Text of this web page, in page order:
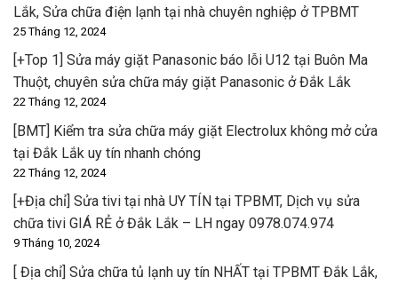
Lắk, Sửa chữa điện lạnh tại nhà chuyên nghiệp ở TPBMT
25 Tháng 12, 2024
[+Top 1] Sửa máy giặt Panasonic báo lỗi U12 tại Buôn Ma
Thuột, chuyên sửa chữa máy giặt Panasonic ở Đắk Lắk
22 Tháng 12, 2024
[BMT] Kiểm tra sửa chữa máy giặt Electrolux không mở cửa
tại Đắk Lắk uy tín nhanh chóng
22 Tháng 12, 2024
[+Địa chỉ] Sửa tivi tại nhà UY TÍN tại TPBMT, Dịch vụ sửa
chữa tivi GIÁ RẺ ở Đắk Lắk – LH ngay 0978.074.974
9 Tháng 10, 2024
[ Địa chỉ] Sửa chữa tủ lạnh uy tín NHẤT tại TPBMT Đắk Lắk,